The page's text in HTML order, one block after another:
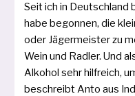
Seit ich in Deutschland
habe begon­nen, die
oder Jägermeister zu
Wein und Radler. Und
Alkohol sehr hilf­reich,
beschreibt Anto aus